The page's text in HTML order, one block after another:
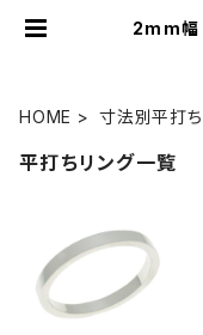
2mm幅
HOME 寸法別平打ち
平打ちリング一覧